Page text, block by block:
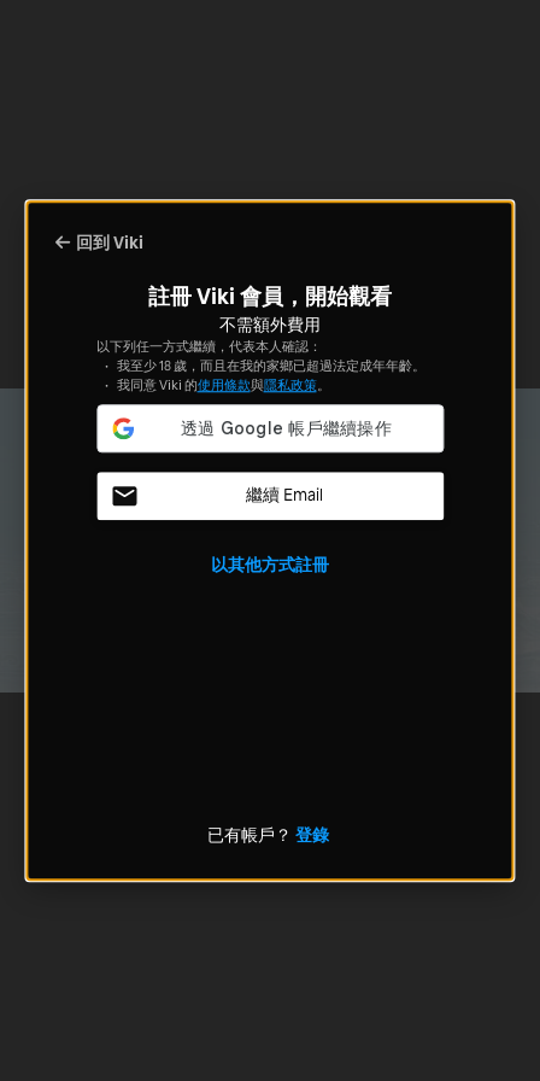
回到 Viki
註冊 Viki 會員，開始觀看
不需額外費用
以下列任一方式繼續，代表本人確認：
我至少 18 歲，而且在我的家鄉已超過法定成年年齡。
我同意 Viki 的使用條款與隱私政策。
繼續 Email
以其他方式註冊
已有帳戶？ 登錄